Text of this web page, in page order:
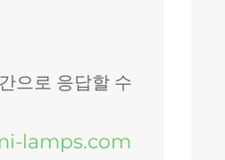
으로 응답할 수
lamps.com